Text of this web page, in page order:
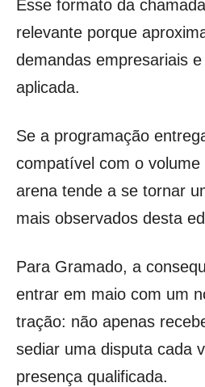
Esse formato da
relevante porque
demandas empresariais
aplicada.
Se a programação
compatível com o
arena tende a se tornar
mais observados desta
Para Gramado, a
entrar em maio com um
tração: não apenas
sediar uma disputa cada
presença qualificada.